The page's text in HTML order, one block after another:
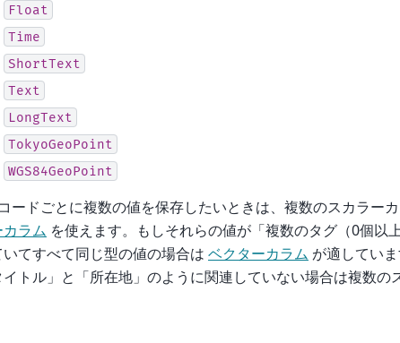
Float
Time
ShortText
Text
LongText
TokyoGeoPoint
WGS84GeoPoint
ードごとに複数の値を保存したいときは、複数のスカラー
カラム を使えます。もしそれらの値が「複数のタグ（0個以
いてすべて同じ型の値の場合は ベクターカラム が適してい
イトル」と「所在地」のように関連していない場合は複数の